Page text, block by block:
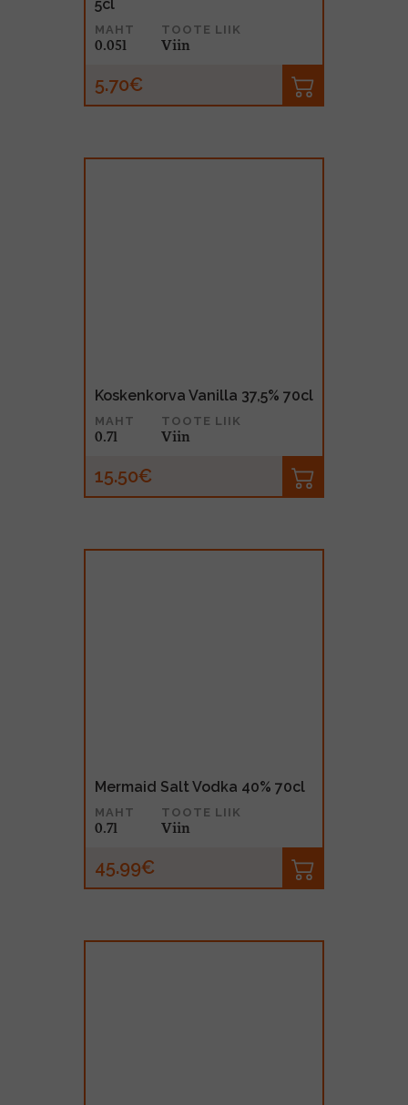
5cl
MAHT
0.05l
TOOTE LIIK
Viin
5.70€
Koskenkorva Vanilla 37,5% 70cl
MAHT
0.7l
TOOTE LIIK
Viin
15.50€
Mermaid Salt Vodka 40% 70cl
MAHT
0.7l
TOOTE LIIK
Viin
45.99€